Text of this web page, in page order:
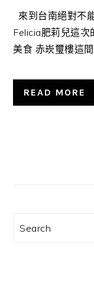
來到台南絕對不
Felicia肥莉兒這次
美食 赤崁璽樓這
READ MORE
訊
Search